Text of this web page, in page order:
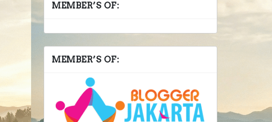
MEMBER’S OF:
MEMBER’S OF: